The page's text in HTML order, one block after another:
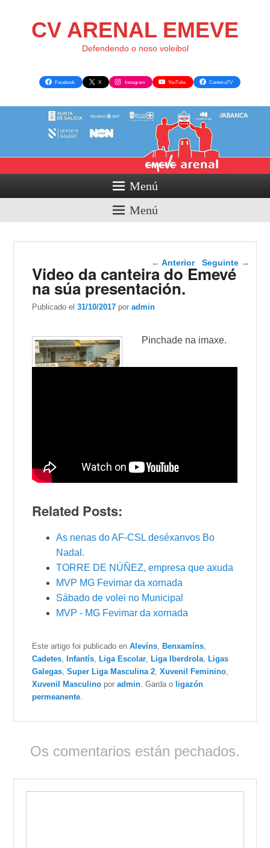
CV ARENAL EMEVE
Defendendo o noso voleibol
Facebook X Instagram YouTube CanteiraTV
Menú
Menú
Navegador de artigos
← Anterior Seguinte →
Video da canteira do Emevé
na súa presentación.
Publicado el31/10/2017 poradmin
Pinchade na imaxe.
Related Posts:
As nenas do AF-CSL deséxanvos Bo
Nadal.
TORRE DE NÚÑEZ, empresa que axuda
MVP MG Fevimar da xornada
Sábado de volei no Municipal
MVP - MG Fevimar da xornada
Este artigo foi publicado enAlevíns ,Benxamíns
Cadetes ,Infantís ,Liga Escolar ,Liga Iberdrola ,Ligas
Galegas ,Super Liga Masculina 2 ,Xuvenil Feminino
Xuvenil Masculino poradmin . Garda o ligazón
permeanente
Os comentarios están pechados.